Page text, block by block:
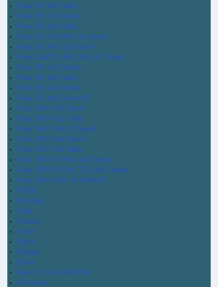
Hilux DX 4x2 Nafta
Hilux DX 4x4 Diesel
Hilux DX 4x4 Nafta
Hilux DX 4x4 Pick Up Diesel
Hilux DX Pick Up Diesel
Hilux GAZOO RACING AT Diesel
Hilux SR 4x2 Diesel
Hilux SR 4x2 Nafta
Hilux SR 4x4 Diesel
Hilux SR 4x4 Diesel AT
Hilux SRV 4x2 Diesel
Hilux SRV 4X2 Nafta
Hilux SRV 4x4 AT Diesel
Hilux SRV 4x4 Diesel
Hilux SRV 4x4 Nafta
Hilux SRV AT Plus 4x4 Diesel
Hilux SRV AT Plus TSS 4x4 Diesel
Hilux SRX 4x4x V6 Nafta AT
MOBI
Mustang
Palio
Passat
Pulse
Raize
Ranger
Rav4
Rav4 2.5 S Hybrid Plus
S-Presso